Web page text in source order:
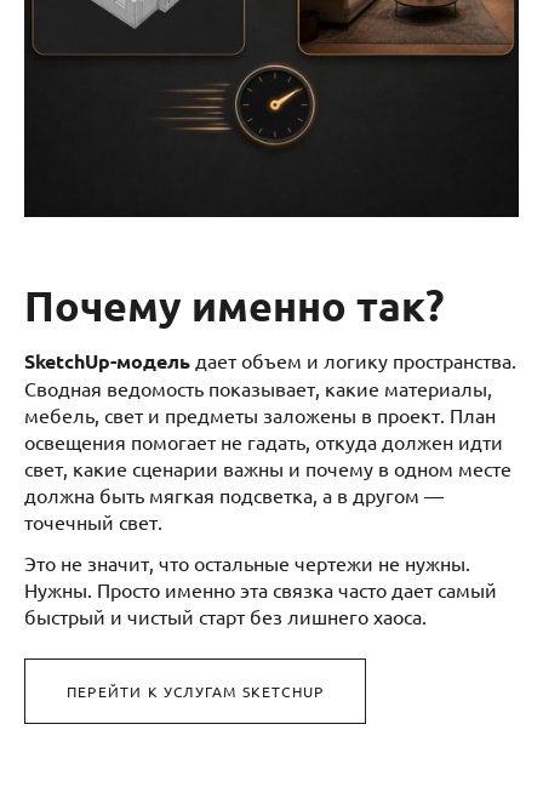
Почему именно так?
SketchUp-модель дает объем и логику пространства.
Сводная ведомость показывает, какие материалы,
мебель, свет и предметы заложены в проект. План
освещения помогает не гадать, откуда должен идти
свет, какие сценарии важны и почему в одном месте
должна быть мягкая подсветка, а в другом —
точечный свет.
Это не значит, что остальные чертежи не нужны.
Нужны. Просто именно эта связка часто дает самый
быстрый и чистый старт без лишнего хаоса.
ПЕРЕЙТИ К УСЛУГАМ SKETCHUP